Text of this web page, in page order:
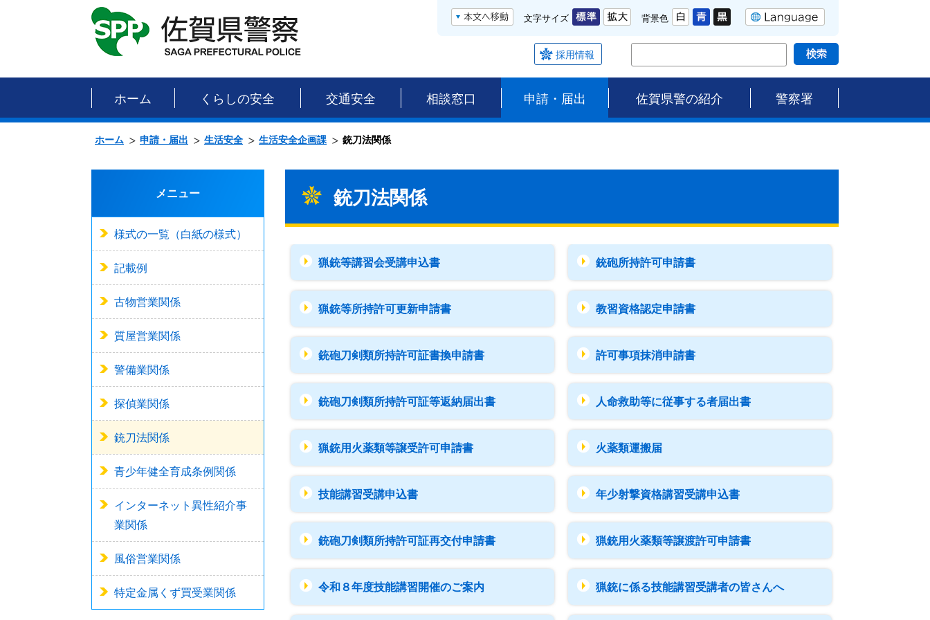
文字サイズ 背景色
採用情報
ホーム くらしの安全 交通安全 相談窓口 申請・届出 佐賀県警の紹介 警察署
ホーム 申請・届出 生活安全 生活安全企画課 銃刀法関係
メニュー
様式の一覧（白紙の様式）
記載例
古物営業関係
質屋営業関係
警備業関係
探偵業関係
銃刀法関係
青少年健全育成条例関係
インターネット異性紹介事
業関係
風俗営業関係
特定金属くず買受業関係
銃刀法関係
猟銃等講習会受講申込書 銃砲所持許可申請書
猟銃等所持許可更新申請書 教習資格認定申請書
銃砲刀剣類所持許可証書換申請書 許可事項抹消申請書
銃砲刀剣類所持許可証等返納届出書 人命救助等に従事する者届出書
猟銃用火薬類等譲受許可申請書 火薬類運搬届
技能講習受講申込書 年少射撃資格講習受講申込書
銃砲刀剣類所持許可証再交付申請書 猟銃用火薬類等譲渡許可申請書
令和８年度技能講習開催のご案内 猟銃に係る技能講習受講者の皆さんへ